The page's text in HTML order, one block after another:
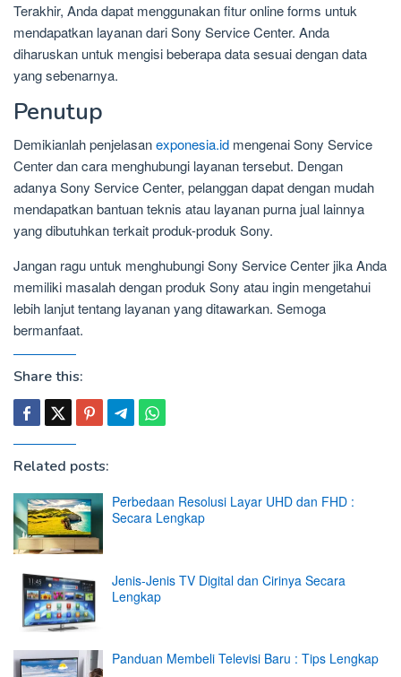
Terakhir, Anda dapat menggunakan fitur online forms untuk
mendapatkan layanan dari Sony Service Center. Anda
diharuskan untuk mengisi beberapa data sesuai dengan data
yang sebenarnya.
Penutup
Demikianlah penjelasanexponesia.id mengenai Sony Service
Center dan cara menghubungi layanan tersebut. Dengan
adanya Sony Service Center, pelanggan dapat dengan mudah
mendapatkan bantuan teknis atau layanan purna jual lainnya
yang dibutuhkan terkait produk-produk Sony.
Jangan ragu untuk menghubungi Sony Service Center jika Anda
memiliki masalah dengan produk Sony atau ingin mengetahui
lebih lanjut tentang layanan yang ditawarkan. Semoga
bermanfaat.
Share this:
Related posts:
Perbedaan Resolusi Layar UHD dan FHD :
Secara Lengkap
Jenis-Jenis TV Digital dan Cirinya Secara
Lengkap
Panduan Membeli Televisi Baru : Tips Lengkap